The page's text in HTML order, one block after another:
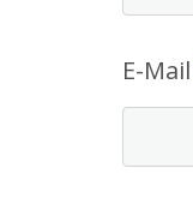
E-Mail